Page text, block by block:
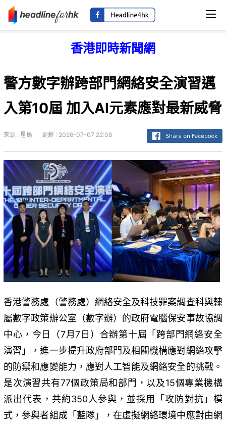
香港即時新聞網
警方數字辦跨部門網絡安全演習邁
入第10屆 加入AI元素應對最新威脅
來源 : 星島 更新 : 2026-07-07 22:08
香港警務處（警務處）網絡安全及科技罪案調查科與隸
屬數字政策辦公室（數字辦）的政府電腦保安事故協調
中心，今日（7月7日）合辦第十屆「跨部門網絡安全
演習」，進一步提升政府部門及相關機構應對網絡攻擊
的防禦和應變能力，應對人工智能及網絡安全的挑戰。
是次演習共有77個政策局和部門，以及15個專業機構
派出代表，共約350人參與，並採用「攻防對抗」模
式，參與者組成「藍隊」，在虛擬網絡環境中應對由網